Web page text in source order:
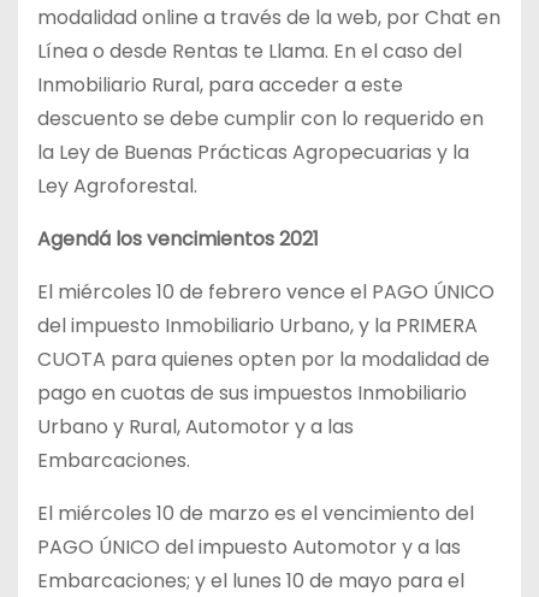
modalidad online a través de la web, por Chat en
Línea o desde Rentas te Llama. En el caso del
Inmobiliario Rural, para acceder a este
descuento se debe cumplir con lo requerido en
la Ley de Buenas Prácticas Agropecuarias y la
Ley Agroforestal.
Agendá los vencimientos 2021
El miércoles 10 de febrero vence el PAGO ÚNICO
del impuesto Inmobiliario Urbano, y la PRIMERA
CUOTA para quienes opten por la modalidad de
pago en cuotas de sus impuestos Inmobiliario
Urbano y Rural, Automotor y a las
Embarcaciones.
El miércoles 10 de marzo es el vencimiento del
PAGO ÚNICO del impuesto Automotor y a las
Embarcaciones; y el lunes 10 de mayo para el